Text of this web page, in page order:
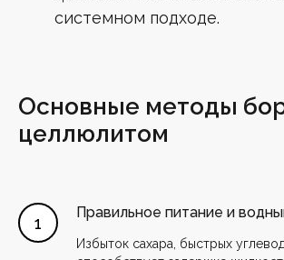
системном подходе.
Основные методы
целлюлитом
Правильное питание и
Избыток сахара, быстрых